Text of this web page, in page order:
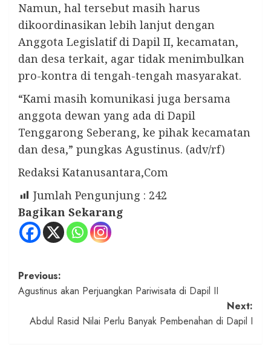
Namun, hal tersebut masih harus
dikoordinasikan lebih lanjut dengan
Anggota Legislatif di Dapil II, kecamatan,
dan desa terkait, agar tidak menimbulkan
pro-kontra di tengah-tengah masyarakat.
“Kami masih komunikasi juga bersama
anggota dewan yang ada di Dapil
Tenggarong Seberang, ke pihak kecamatan
dan desa,” pungkas Agustinus. (adv/rf)
Redaksi Katanusantara,Com
Jumlah Pengunjung : 242
Bagikan Sekarang
Post
navigation
Previous:
Agustinus akan Perjuangkan Pariwisata di Dapil II
Next:
Abdul Rasid Nilai Perlu Banyak Pembenahan di Dapil I